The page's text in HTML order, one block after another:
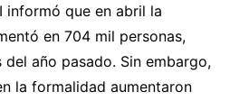
informó que en abril la
en 704 mil personas,
año pasado. Sin embargo,
la formalidad aumentaron